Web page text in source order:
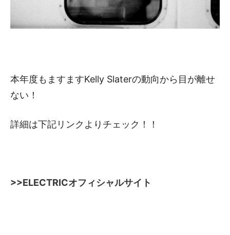
本年度もますますKelly Slaterの動向から目が離せ
ない！
詳細は下記リンクよりチェック！！
>>ELECTRICオフィシャルサイト